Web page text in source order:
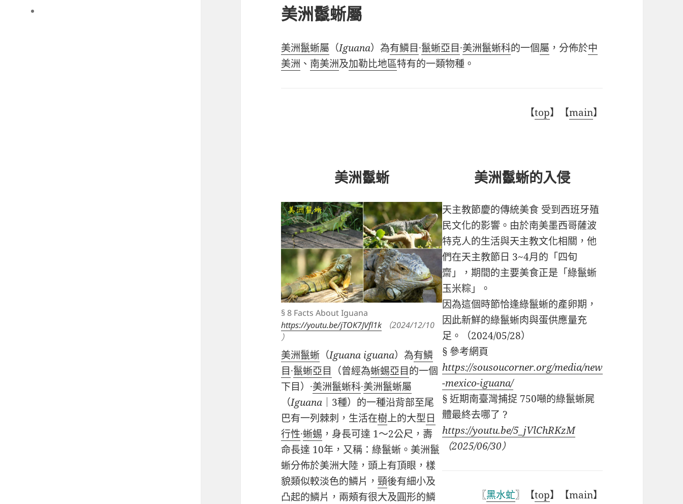
美洲鬣蜥屬
美洲鬣蜥屬 （Iguana）為有鱗目·鬣蜥亞目·美洲鬣蜥科的一個屬 ，分佈於中
美洲 、 南美洲及加勒比地區特有的一類物種。
【top】【main】
美洲鬣蜥
§ 8 Facts About Iguana
https://youtu.be/jTOK7JVfl1k （2024/12/10
）
美洲鬣蜥 （Iguana iguana）為有鱗
目·鬣蜥亞目 （曾經為蜥蜴亞目的一個
下目） ·美洲鬣蜥科·美洲鬣蜥屬
（Iguana 3種）的一種沿背部至尾
巴有一列棘刺， 生活在樹上的大型日
行性·蜥蜴 ，身長可達 1～2公尺，壽
命長達 10年，又稱：綠鬣蜥。美洲鬣
蜥分佈於美洲大陸，頭上有頂眼，樣
貌類似較淡色的鱗片，頸後有細小及
凸起的鱗片，兩頰有很大及圓形的鱗
美洲鬣蜥的入侵
天主教節慶的傳統美食 受到西班牙殖
民文化的影響。由於南美墨西哥薩波
特克人的生活與天主教文化相關，他
們在天主教節日 3~4月的「四旬
齋」，期間的主要美食正是「綠鬣蜥
玉米粽」。
因為這個時節恰逢綠鬣蜥的產卵期，
因此新鮮的綠鬣蜥肉與蛋供應量充
足。（2024/05/28）
§ 參考網頁
https://sousoucorner.org/media/new
-mexico-iguana/
§近期南臺灣捕捉 750噸的綠鬣蜥屍
體最終去哪了 ?
https://youtu.be/5_jVlChRKzM
（2025/06/30）
〖黑水虻〗【top】【main】